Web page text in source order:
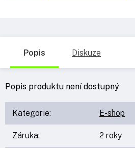
Popis Diskuze
Popis produktu není dostupný
Kategorie: E-shop
Záruka: 2 roky